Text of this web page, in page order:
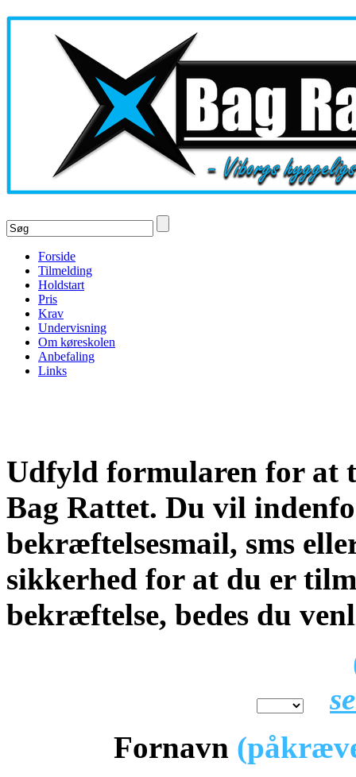
Forside
Tilmelding
Holdstart
Pris
Krav
Undervisning
Om køreskolen
Anbefaling
Links
Udfyld formularen for at
Bag Rattet. Du vil
bekræftelsesmail, sms
sikkerhed for at du er
bekræftelse, bedes du
Fornavn